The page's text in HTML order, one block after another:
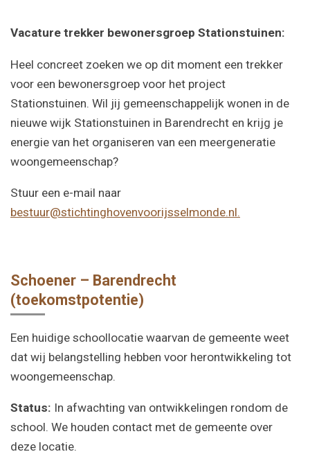
Vacature trekker bewonersgroep Stationstuinen:
Heel concreet zoeken we op dit moment een trekker
voor een bewonersgroep voor het project
Stationstuinen. Wil jij gemeenschappelijk wonen in de
nieuwe wijk Stationstuinen in Barendrecht en krijg je
energie van het organiseren van een meergeneratie
woongemeenschap?
Stuur een e-mail naar
bestuur@stichtinghovenvoorijsselmonde.nl.
Schoener – Barendrecht
(toekomstpotentie)
Een huidige schoollocatie waarvan de gemeente weet
dat wij belangstelling hebben voor herontwikkeling tot
woongemeenschap.
Status: In afwachting van ontwikkelingen rondom de
school. We houden contact met de gemeente over
deze locatie.